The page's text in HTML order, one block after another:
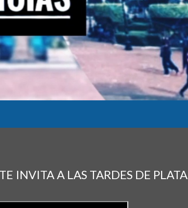
INVITA A LAS TARDES DE PLATA